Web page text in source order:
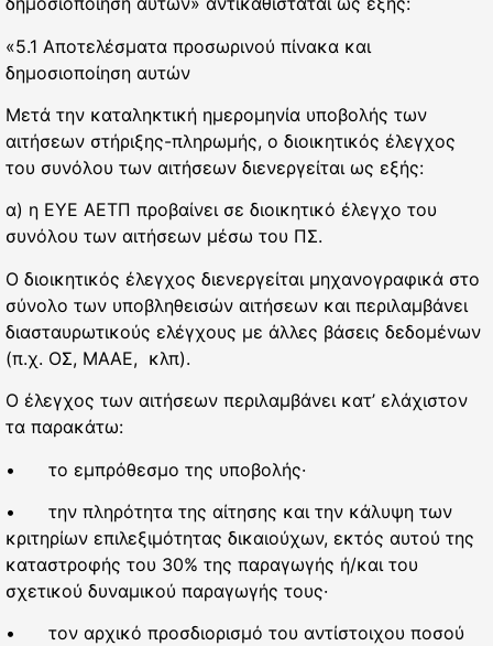
«5.1 Αποτελέσματα προσωρινού πίνακα και
δημοσιοποίηση αυτών
Μετά την καταληκτική ημερομηνία υποβολής των
αιτήσεων στήριξης-πληρωμής, ο διοικητικός έλεγχος
του συνόλου των αιτήσεων διενεργείται ως εξής:
α) η ΕΥΕ ΑΕΤΠ προβαίνει σε διοικητικό έλεγχο του
συνόλου των αιτήσεων μέσω του ΠΣ.
Ο διοικητικός έλεγχος διενεργείται μηχανογραφικά στο
σύνολο των υποβληθεισών αιτήσεων και περιλαμβάνει
διασταυρωτικούς ελέγχους με άλλες βάσεις δεδομένων
(π.χ. ΟΣ, ΜΑΑΕ, κλπ).
Ο έλεγχος των αιτήσεων περιλαμβάνει κατ’ ελάχιστον
τα παρακάτω:
• το εμπρόθεσμο της υποβολής·
• την πληρότητα της αίτησης και την κάλυψη των
κριτηρίων επιλεξιμότητας δικαιούχων, εκτός αυτού της
καταστροφής του 30% της παραγωγής ή/και του
σχετικού δυναμικού παραγωγής τους·
• τον αρχικό προσδιορισμό του αντίστοιχου ποσού